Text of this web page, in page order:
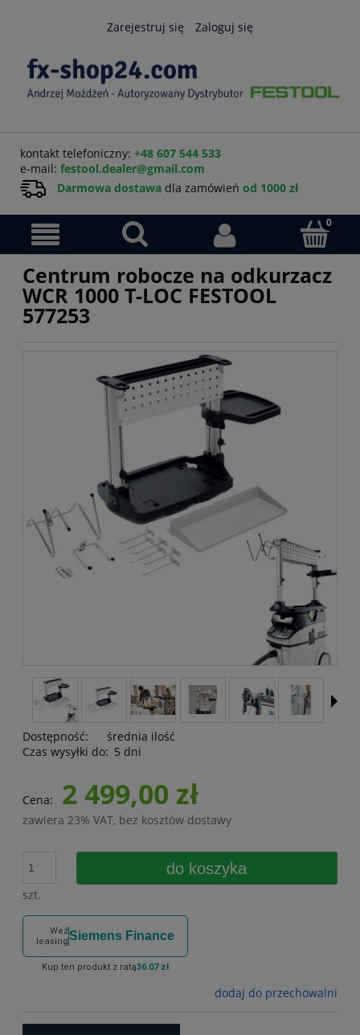
Zarejestruj się Zaloguj się
kontakt telefoniczny: +48 607 544 533
e-mail: festool.dealer@gmail.com
Darmowa dostawa dla zamówień od 1000 zł
Centrum robocze na odkurzacz
WCR 1000 T-LOC FESTOOL
577253
Dostępność:
średnia ilość
Czas wysyłki do: 5 dni
Cena: 2 499,00 zł
zawiera 23% VAT, bez kosztów dostawy
szt.
do koszyka
Weź
leasingSiemens Finance
Kup ten produkt z ratą36.07 zł
dodaj do przechowalni